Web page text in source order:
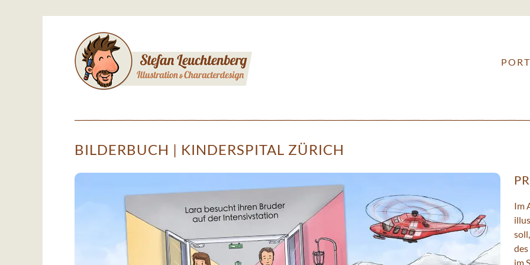
Springe
zum
Inhalt
LEUCHTENBERG
BILDERBUCH | KINDERSPITAL ZÜRICH
Im
im